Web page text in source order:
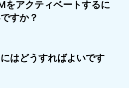
をアクティベートするに
すか？
はどうすればよいです